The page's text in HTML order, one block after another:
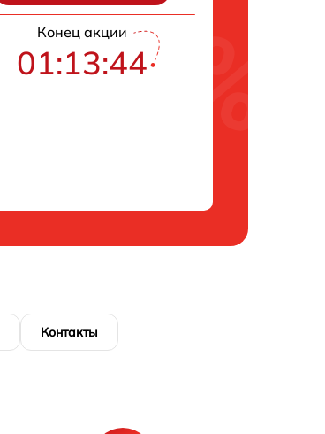
Конец акции
01:13:43
Контакты